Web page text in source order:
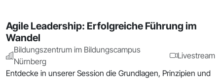
Agile Leadership: Erfolgreiche Führung im
Wandel
Bildungszentrum im Bildungscampus
Nürnberg
Livestream
Entdecke in unserer Session die Grundlagen, Prinzipien und